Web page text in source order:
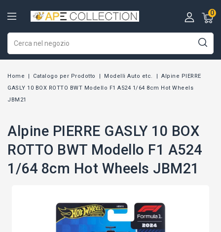
0
Home Catalogo per Prodotto Modelli Auto etc.
Alpine PIERRE
GASLY 10 BOX ROTTO BWT Modello F1 A524 1/64 8cm Hot Wheels
JBM21
Alpine PIERRE GASLY 10 BOX
ROTTO BWT Modello F1 A524
1/64 8cm Hot Wheels JBM21